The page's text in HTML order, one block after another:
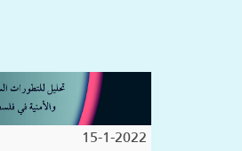
15-1-2022